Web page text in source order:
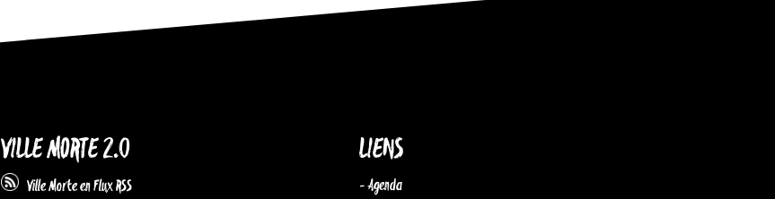
VILLE MORTE 2.0
Ville Morte en Flux RSS
LIENS
- Agenda